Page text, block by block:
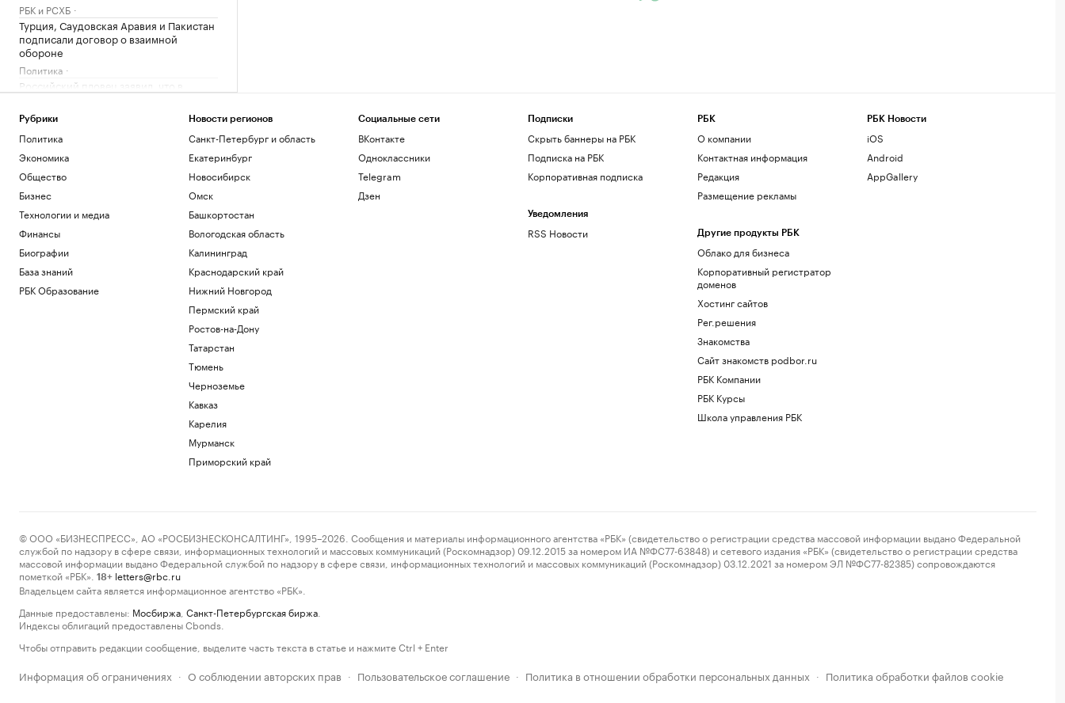
РБК и РСХБ
Турция, Саудовская Аравия и Пакистан
подписали договор о взаимной
обороне
Политика
Российский пловец заявил, что в
помойками»
В Москве простились с легендарным
баскетболистом Иваном Едешко
Спорт
Путин рассказал президенту ОАЭ о
Политика
Politico сообщило об обсуждении
замены канцлера Германии Фридриха
Мерца
Политика
Рубрики
Политика
Экономика
Общество
Бизнес
Технологии и медиа
Финансы
Биографии
База знаний
РБК Образование
Новости регионов
Санкт-Петербург и область
Екатеринбург
Новосибирск
Омск
Башкортостан
Вологодская область
Калининград
Краснодарский край
Нижний Новгород
Пермский край
Ростов-на-Дону
Татарстан
Тюмень
Черноземье
Кавказ
Карелия
Мурманск
Приморский край
Социальные сети
ВКонтакте
Одноклассники
Telegram
Дзен
Подписки
Скрыть баннеры на РБК
Подписка на РБК
Корпоративная подписка
Уведомления
RSS Новости
РБК
О компании
Контактная информация
Редакция
Размещение рекламы
Другие продукты РБК
Облако для бизнеса
Корпоративный регистратор
доменов
Хостинг сайтов
Рег.решения
Знакомства
Сайт знакомств podbor.ru
РБК Компании
РБК Курсы
Школа управления РБК
РБК Новости
iOS
Android
AppGallery
© ООО «БИЗНЕСПРЕСС», АО «РОСБИЗНЕСКОНСАЛТИНГ», 1995–2026. Сообщения и материалы информационного агентства «РБК» (свидетельство о регистрации средства массовой информации выдано Федеральной
службой по надзору в сфере связи, информационных технологий и массовых коммуникаций (Роскомнадзор) 09.12.2015 за номером ИА №ФС77-63848) и сетевого издания «РБК» (свидетельство о регистрации средства
массовой информации выдано Федеральной службой по надзору в сфере связи, информационных технологий и массовых коммуникаций (Роскомнадзор) 03.12.2021 за номером ЭЛ №ФС77-82385) сопровождаются
пометкой «РБК».
18+ letters@rbc.ru
Владельцем сайта является информационное агентство «РБК».
Данные предоставлены: Мосбиржа Санкт-Петербургская биржа
Индексы облигаций предоставлены Cbonds.
Чтобы отправить редакции сообщение, выделите часть текста в статье и нажмите Ctrl + Enter
Информация об ограничениях · О соблюдении авторских прав · Пользовательское соглашение · Политика в отношении обработки персональных данных · Политика обработки файлов cookie